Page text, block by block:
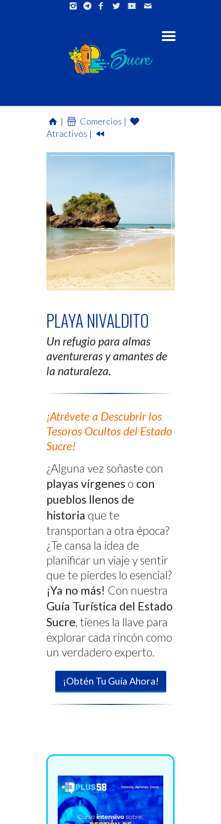
| Comercios |
Atractivos |
PLAYA NIVALDITO
Un refugio para almas
aventureras y amantes de
la naturaleza.
¡Atrévete a Descubrir los
Tesoros Ocultos del Estado
Sucre!
¿Alguna vez soñaste con
playas vírgeneso con
pueblos llenos de
historia que te
transportan a otra época?
¿Te cansa la idea de
planificar un viaje y sentir
que te pierdes lo esencial?
¡Ya no más! Con nuestra
Guía Turística del Estado
Sucre, tienes la llave para
explorar cada rincón como
un verdadero experto.
¡Obtén Tu Guía Ahora!